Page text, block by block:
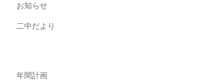
お知らせ
二中だより
年間計画